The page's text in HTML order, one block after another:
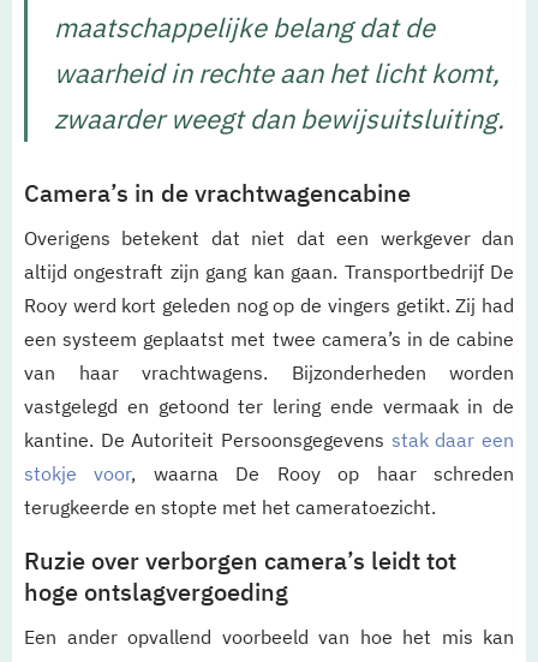
maatschappelijke belang dat de
waarheid in rechte aan het licht komt,
zwaarder weegt dan bewijsuitsluiting.
Camera’s in de vrachtwagencabine
Overigens betekent dat niet dat een werkgever dan
altijd ongestraft zijn gang kan gaan. Transportbedrijf De
Rooy werd kort geleden nog op de vingers getikt. Zij had
een systeem geplaatst met twee camera’s in de cabine
van haar vrachtwagens. Bijzonderheden worden
vastgelegd en getoond ter lering ende vermaak in de
kantine. De Autoriteit Persoonsgegevens stak daar een
stokje voor, waarna De Rooy op haar schreden
terugkeerde en stopte met het cameratoezicht.
Ruzie over verborgen camera’s leidt tot
hoge ontslagvergoeding
Een ander opvallend voorbeeld van hoe het mis kan